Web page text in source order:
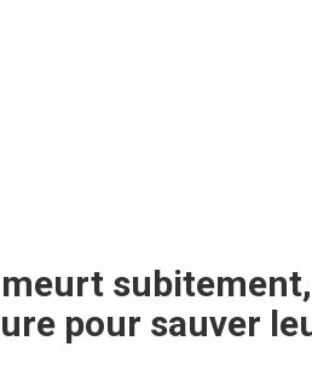
pour sauver